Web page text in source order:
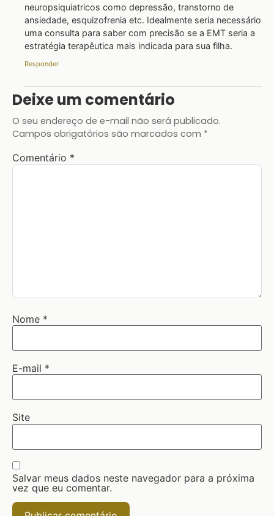
neuropsiquiatricos como depressão, transtorno de
ansiedade, esquizofrenia etc. Idealmente seria necessário
uma consulta para saber com precisão se a EMT seria a
estratégia terapêutica mais indicada para sua filha.
Responder
Deixe um comentário
O seu endereço de e-mail não será publicado.
Campos obrigatórios são marcados com *
Comentário *
Nome *
E-mail *
Site
Salvar meus dados neste navegador para a próxima
vez que eu comentar.